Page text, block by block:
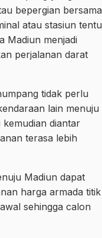
bepergian bersama
atau stasiun tentu
Madiun menjadi
perjalanan darat
tidak perlu
lain menuju
diantar
terasa lebih
Madiun dapat
harga armada titik
sehingga calon